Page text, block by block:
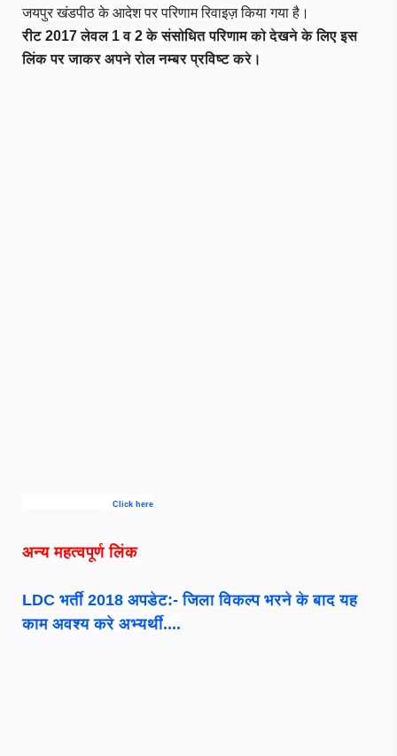
जयपुर खंडपीठ के आदेश पर परिणाम रिवाइज़ किया गया है।
रीट 2017 लेवल 1 व 2 के संसोधित परिणाम को देखने के लिए इस
लिंक पर जाकर अपने रोल नम्बर प्रविष्ट करे।
Click here
अन्य महत्वपूर्ण लिंक
LDC भर्ती 2018 अपडेट:- जिला विकल्प भरने के बाद यह
काम अवश्य करे अभ्यर्थी....